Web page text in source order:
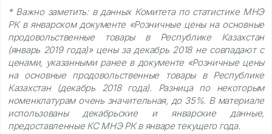
* Важно заметить: в данных Комитета по статистике МНЭ
РК в январском документе «Розничные цены на основные
продовольственные товары в Республике Казахстан
(январь 2019 года)» цены за декабрь 2018 не совпадают с
ценами, указанными ранее в документе «Розничные цены
на основные продовольственные товары в Республике
Казахстан (декабрь 2018 года). Разница по некоторым
номенклатурам очень значительная, до 35%. В материале
использованы декабрьские и январские данные,
предоставленные КС МНЭ РК в январе текущего года.